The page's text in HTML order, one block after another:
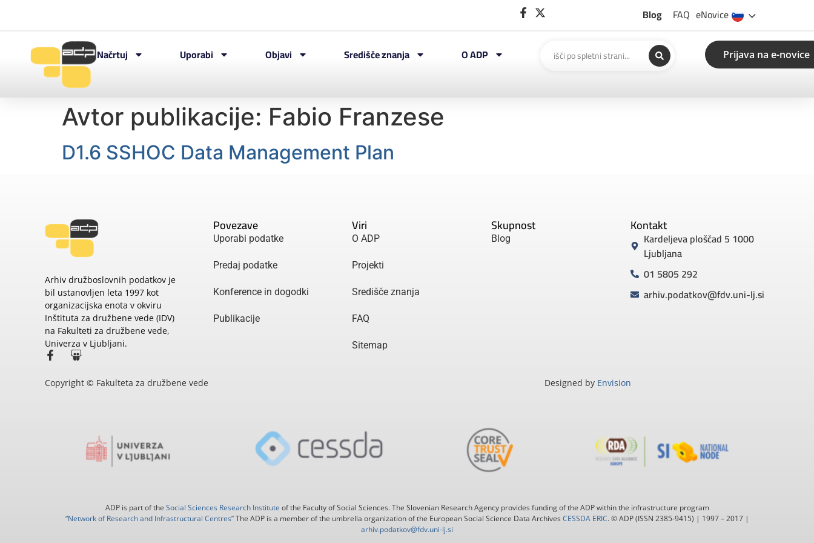
Blog FAQ eNovice
Načrtuj Uporabi Objavi Središče znanja O ADP Prijava na e-novice
Avtor publikacije: Fabio Franzese
D1.6 SSHOC Data Management Plan
Arhiv družboslovnih podatkov je
bil ustanovljen leta 1997 kot
organizacijska enota v okviru
Inštituta za družbene vede (IDV)
na Fakulteti za družbene vede,
Univerza v Ljubljani.
Povezave
Uporabi podatke
Predaj podatke
Konference in dogodki
Publikacije
Viri
O ADP
Projekti
Središče znanja
FAQ
Sitemap
Skupnost
Blog
Kontakt
Kardeljeva ploščad 5 1000
Ljubljana
01 5805 292
arhiv.podatkov@fdv.uni-lj.si
Copyright © Fakulteta za družbene vede Designed by Envision
ADP is part of the Social Sciences Research Institute of the Faculty of Social Sciences. The Slovenian Research Agency provides funding of the ADP within the infrastructure program
“Network of Research and Infrastructural Centres”The ADP is a member of the umbrella organization of the European Social Science Data Archives CESSDA ERIC. © ADP (ISSN 2385-9415) | 1997 – 2017 |
arhiv.podatkov@fdv.uni-lj.si